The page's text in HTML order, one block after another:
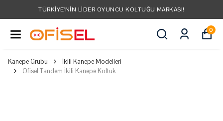
TÜRKIYE'NIN LIDER OYUNCU KOLTUĞU MARKASI!
0
Kanepe Grubu
İkili Kanepe Modelleri
Ofisel Tandem İkili Kanepe Koltuk